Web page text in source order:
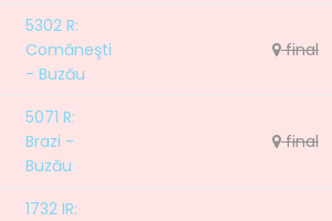
5302 R:
Comăneşti
- Buzău
final
5071 R:
Brazi -
Buzău
final
1732 IR: